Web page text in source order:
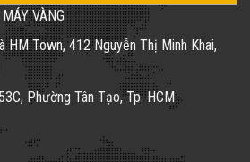
VÀNG
HM Town, 412 Nguyễn Thị Minh Khai,
Phường Tân Tạo, Tp. HCM